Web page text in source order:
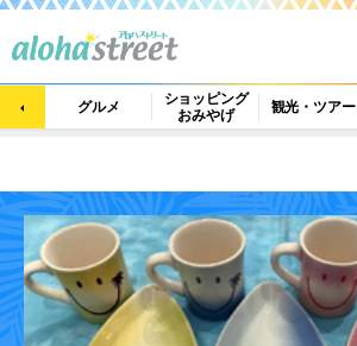
グルメ
ショッピング
おみやげ
観光・ツアー